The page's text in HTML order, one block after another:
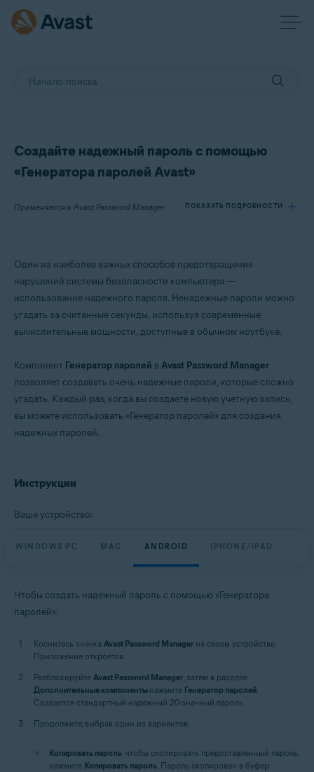
Создайте надежный пароль с помощью
«Генератора паролей Avast»
Применяется к Avast Password Manager ПОКАЗАТЬ ПОДРОБНОСТИ
Avast Password Manager
Windows, macOS, Android, iOS
Один из наиболее важных способов предотвращения
нарушений системы безопасности компьютера —
использование надежного пароля. Ненадежные пароли можно
угадать за считанные секунды, используя современные
вычислительные мощности, доступные в обычном ноутбуке.
Компонент Генератор паролей в Avast Password Manager
позволяет создавать очень надежные пароли, которые сложно
угадать. Каждый раз, когда вы создаете новую учетную запись,
вы можете использовать «Генератор паролей» для создания
надежных паролей.
Инструкции
Ваше устройство:
WINDOWS PC MAC ANDROID IPHONE/IPAD
Чтобы создать надежный пароль с помощью «Генератора
паролей»:
Коснитесь значка Avast Password Manager на своем устройстве.
Приложение откроется.
Разблокируйте Avast Password Manager, затем в разделе
Дополнительные компоненты нажмите Генератор паролей.
Создается стандартный надежный 20-значный пароль.
Продолжите, выбрав один из вариантов:
Копировать пароль: чтобы скопировать предоставленный пароль,
нажмите Копировать пароль. Пароль скопирован в буфер